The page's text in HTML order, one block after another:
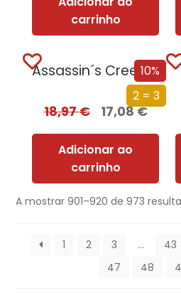
carrinho
10%
2 = 3
Assassin´s Creed – Cruzada Secreta
18,97€ 17,08€
Adicionar ao
carrinho
A mostrar 901–920 de 973
1 2 3 … 43
47
48